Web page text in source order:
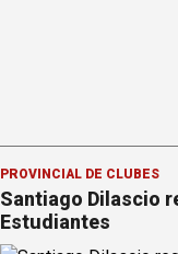
PROVINCIAL DE CLUBES
Santiago Dilascio
Estudiantes